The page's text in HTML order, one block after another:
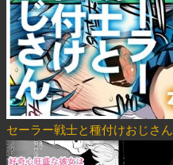
セーラー戦士と種付けおじさん